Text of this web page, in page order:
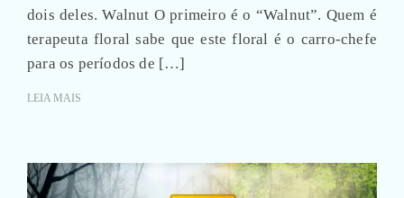
dois deles. Walnut O primeiro é o “Walnut”. Quem é
terapeuta floral sabe que este floral é o carro-chefe
para os períodos de […]
LEIA MAIS